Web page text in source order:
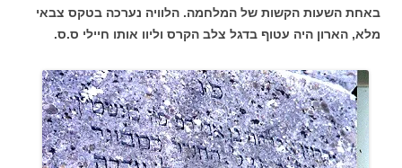
באחת השעות הקשות של המלחמה. הלוויה נערכה בטקס צבאי
מלא, הארון היה עטוף בדגל צלב הקרס וליוו אותו חיילי ס.ס.